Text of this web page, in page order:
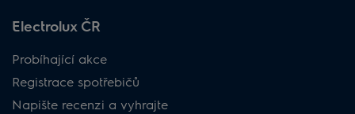
Electrolux ČR
Probíhající akce
Registrace spotřebičů
Napište recenzi a vyhrajte